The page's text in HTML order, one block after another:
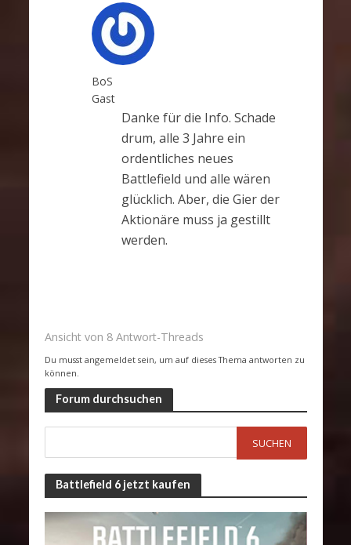
BoS
Gast
Danke für die Info. Schade
drum, alle 3 Jahre ein
ordentliches neues
Battlefield und alle wären
glücklich. Aber, die Gier der
Aktionäre muss ja gestillt
werden.
Ansicht von 8 Antwort-Threads
Du musst angemeldet sein, um auf dieses Thema antworten zu
können.
Forum durchsuchen
Battlefield 6 jetzt kaufen